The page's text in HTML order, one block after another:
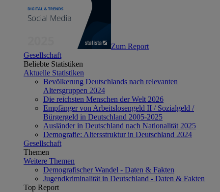
Zum Report
Gesellschaft
Beliebte Statistiken
Aktuelle Statistiken
Bevölkerung Deutschlands nach relevanten
Altersgruppen 2024
Die reichsten Menschen der Welt 2026
Empfänger von Arbeitslosengeld II / Sozialgeld /
Bürgergeld in Deutschland 2005-2025
Ausländer in Deutschland nach Nationalität 2025
Demografie: Altersstruktur in Deutschland 2024
Gesellschaft
Themen
Weitere Themen
Demografischer Wandel - Daten & Fakten
Jugendkriminalität in Deutschland - Daten & Fakten
Top Report